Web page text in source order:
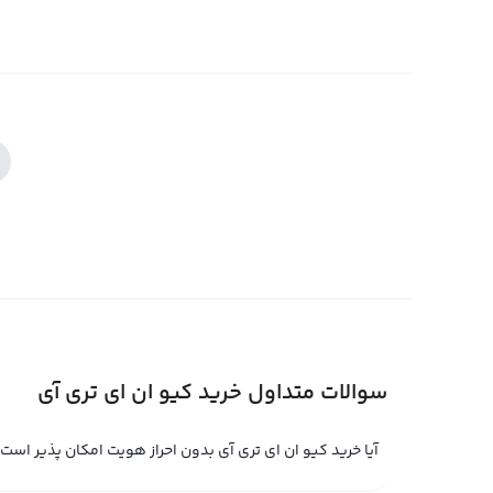
سوالات متداول خرید کیو ان ای تری آی
آیا خرید کیو ان ای تری آی بدون احراز هویت امکان پذیر